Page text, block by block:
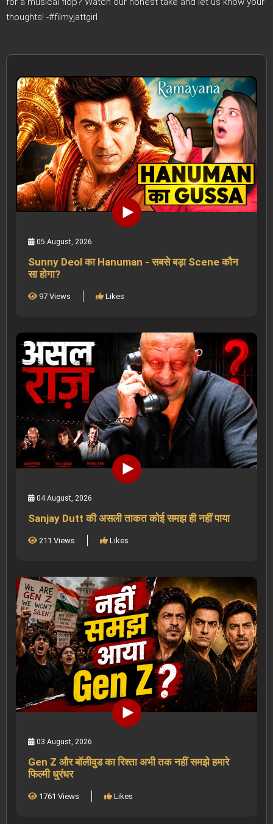
thoughts! -#filmyjattgirl
05 August, 2026
Sunny Deol का Hanuman - सबसे बड़ा Scene कौन
सा होगा?
97 Views Likes
04 August, 2026
Sanjay Dutt की असली ताकत कोई समझ ही नहीं पाया
211 Views Likes
03 August, 2026
Gen Z और बॉलीवुड का रिश्ता अभी तक नहीं समझे हमारे
फिल्मी धुरंधर
1761 Views Likes